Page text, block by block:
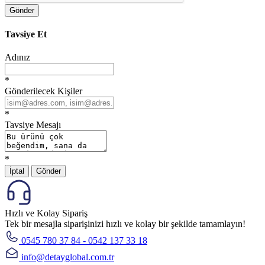
Gönder
Tavsiye Et
Adınız
*
Gönderilecek Kişiler
*
Tavsiye Mesajı
*
İptal Gönder
Hızlı ve Kolay Sipariş
Tek bir mesajla siparişinizi hızlı ve kolay bir şekilde tamamlayın!
0545 780 37 84 - 0542 137 33 18
info@detayglobal.com.tr